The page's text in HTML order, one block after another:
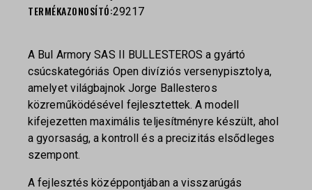
TERMÉKAZONOSÍTÓ:29217
A Bul Armory SAS II BULLESTEROS a gyártó
csúcskategóriás Open divíziós versenypisztolya,
amelyet világbajnok Jorge Ballesteros
közreműködésével fejlesztettek. A modell
kifejezetten maximális teljesítményre készült, ahol
a gyorsaság, a kontroll és a precizitás elsődleges
szempont.
A fejlesztés középpontjában a visszarúgás